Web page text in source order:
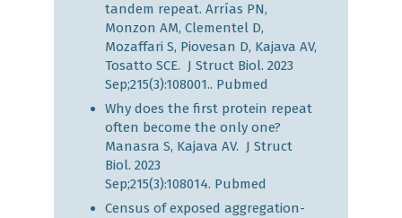
tandem repeat. Arrías PN,
Monzon AM, Clementel D,
Mozaffari S, Piovesan D, Kajava AV,
Tosatto SCE. J Struct Biol. 2023
Sep;215(3):108001.. Pubmed
Why does the first protein repeat
often become the only one?
Manasra S, Kajava AV. J Struct
Biol. 2023
Sep;215(3):108014. Pubmed
Census of exposed aggregation-